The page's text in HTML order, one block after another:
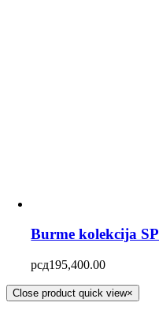
Burme kolekcija
рсд195,400.00
Close product quick view×